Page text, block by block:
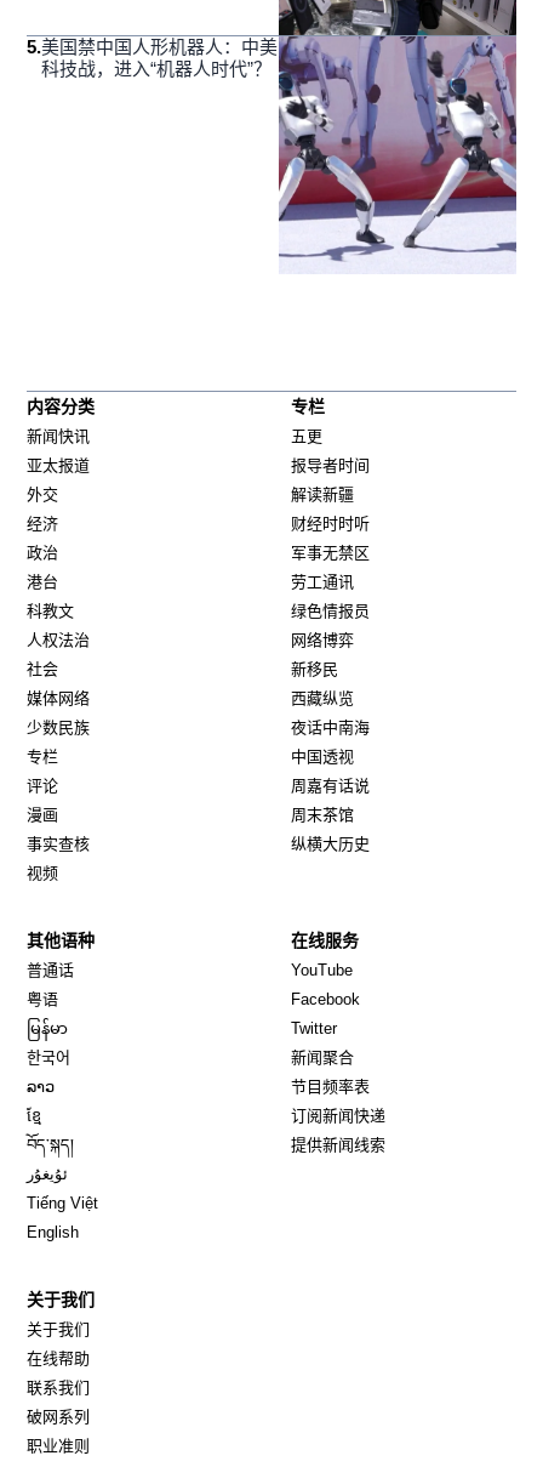
5.美国禁中国人形机器人：中美
科技战，进入“机器人时代”？
内容分类
新闻快讯
亚太报道
外交
经济
政治
港台
科教文
人权法治
社会
媒体网络
少数民族
专栏
评论
漫画
事实查核
视频
专栏
五更
报导者时间
解读新疆
财经时时听
军事无禁区
劳工通讯
绿色情报员
网络博弈
新移民
西藏纵览
夜话中南海
中国透视
周嘉有话说
周末茶馆
纵横大历史
其他语种
普通话
粤语
မြန်မာ
한국어
ລາວ
ខ្មែ
བོད་སྐད།
ئۇيغۇر
Tiếng Việt
English
在线服务
YouTube
Facebook
TwitterOpens in new window
新闻聚合
节目频率表
订阅新闻快递
提供新闻线索
关于我们
关于我们
在线帮助
联系我们
破网系列
职业准则